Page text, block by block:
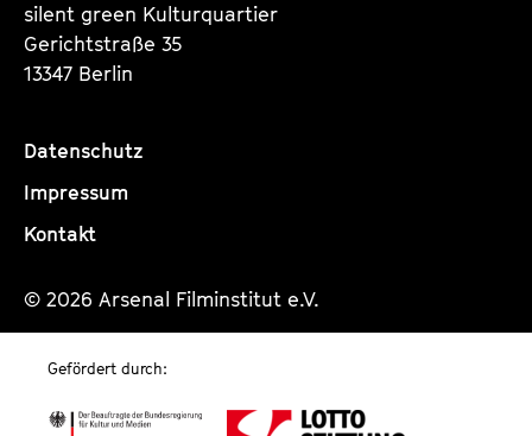
silent green Kulturquartier
Gerichtstraße 35
13347 Berlin
Datenschutz
Impressum
Kontakt
© 2026 Arsenal Filminstitut e.V.
Gefördert durch: